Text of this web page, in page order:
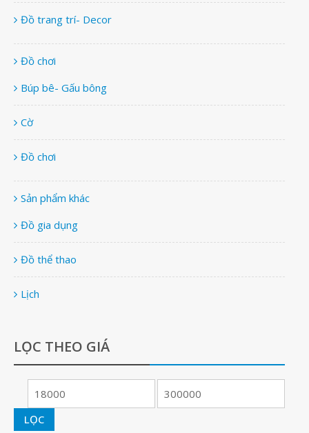
Đồ trang trí- Decor
Đồ chơi
Búp bê- Gấu bông
Cờ
Đồ chơi
Sản phẩm khác
Đồ gia dụng
Đồ thể thao
Lịch
LỌC THEO GIÁ
LỌC